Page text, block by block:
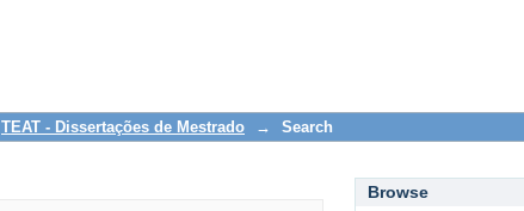
TEAT - Dissertações de Mestrado → Search
Browse